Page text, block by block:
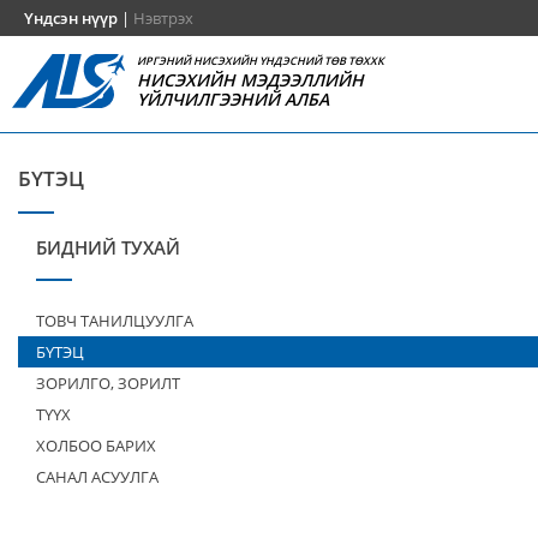
Үндсэн нүүр | Нэвтрэх
ИРГЭНИЙ НИСЭХИЙН ҮНДЭСНИЙ ТӨВ ТӨХХК
НИСЭХИЙН МЭДЭЭЛЛИЙН
ҮЙЛЧИЛГЭЭНИЙ АЛБА
БҮТЭЦ
БИДНИЙ ТУХАЙ
ТОВЧ ТАНИЛЦУУЛГА
БҮТЭЦ
ЗОРИЛГО, ЗОРИЛТ
ТҮҮХ
ХОЛБОО БАРИХ
САНАЛ АСУУЛГА